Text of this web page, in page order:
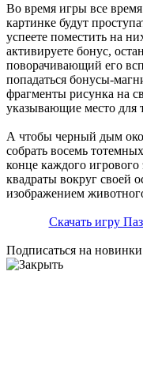
Во время игры все
картинке будут
успеете поместить на
активируете бонус,
поворачивающий его
попадаться бонусы-
фрагменты рисунка на
указывающие место для
А чтобы черный дым
собрать восемь
конце каждого
квадраты вокруг своей
изображением
Скачать игру
Подписаться на